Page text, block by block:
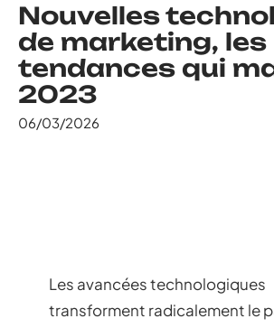
Nouvelles
de marketing, les
tendances qui
2023
06/03/2026
Les avancées technologiques
transforment radicalement le